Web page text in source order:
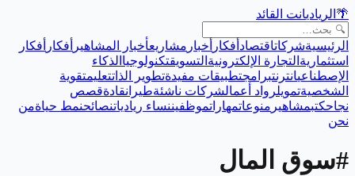
🌴 الرياديانت القائد
الرئيسيةشركاتاقتصاد أفكار أخبار مشاريعأخبار المشاهير أفكار أفكار
استثمارية التجارة الإلكترونية التسويقتكنولوجيا الذكاء
الإصطناعيانترنتبرامجتطبيقات مفيدةتطوير الذاتتعليمتقوية
الشخصيةتمويلرواد أعمالشركات ناشئةطيرانقادةقصص
نجاحكتبمشاهير منوعاتمهاراتموظفيننساء ريادياتنصائحنمط حياةمن
نحن
#سوق المال